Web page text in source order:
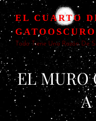
EL CUARTO
GATOOSCURO
Todo Tiene Una Razón De
EL MURO
A